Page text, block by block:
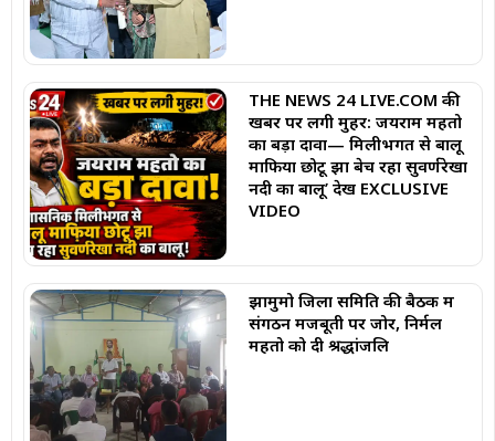
THE NEWS 24 LIVE.COM की
खबर पर लगी मुहर: जयराम महतो
का बड़ा दावा— मिलीभगत से बालू
माफिया छोटू झा बेच रहा सुवर्णरेखा
नदी का बालू’ देखें EXCLUSIVE
VIDEO
झामुमो जिला समिति की बैठक में
संगठन मजबूती पर जोर, निर्मल
महतो को दी श्रद्धांजलि